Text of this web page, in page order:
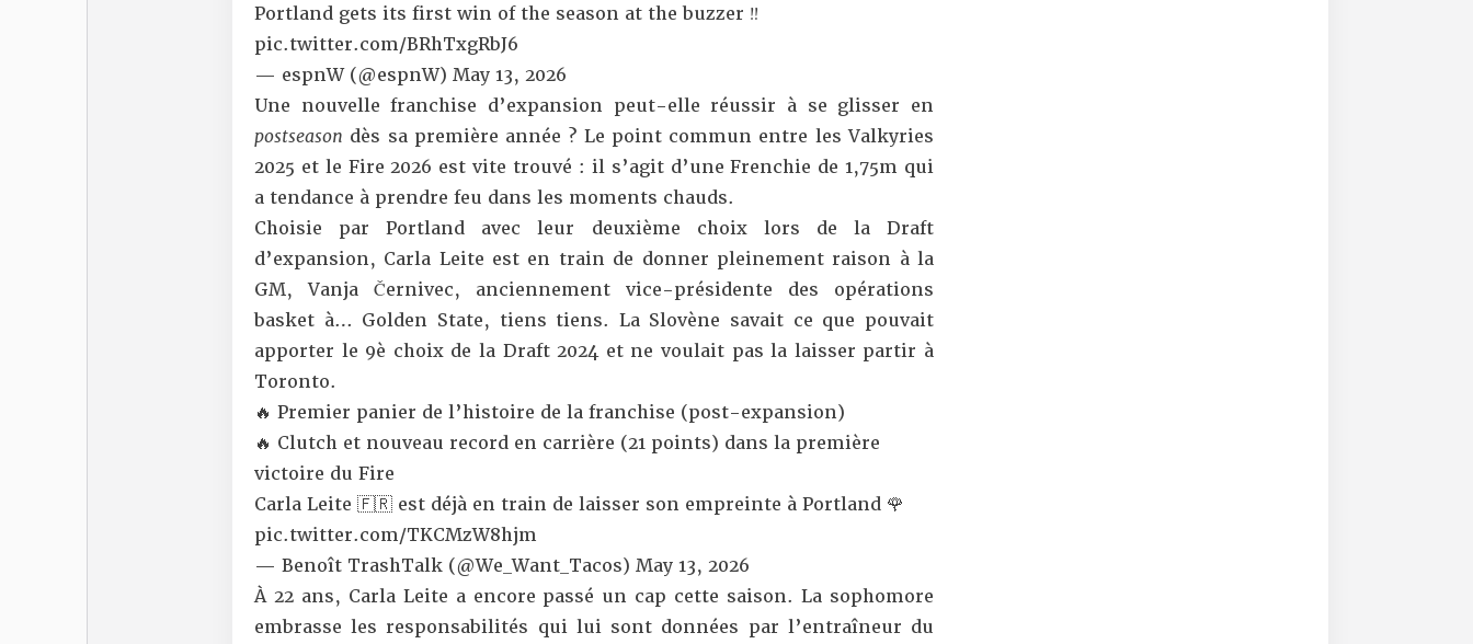
Portland gets its first win of the season at the buzzer ‼️
pic.twitter.com/BRhTxgRbJ6
— espnW (@espnW) May 13, 2026
Une nouvelle franchise d’expansion peut-elle réussir à se glisser en
postseason dès sa première année ? Le point commun entre les Valkyries
2025 et le Fire 2026 est vite trouvé : il s’agit d’une Frenchie de 1,75m qui
a tendance à prendre feu dans les moments chauds.
Choisie par Portland avec leur deuxième choix lors de la Draft
d’expansion, Carla Leite est en train de donner pleinement raison à la
GM, Vanja Černivec, anciennement vice-présidente des opérations
basket à… Golden State, tiens tiens. La Slovène savait ce que pouvait
apporter le 9è choix de la Draft 2024 et ne voulait pas la laisser partir à
Toronto.
🔥 Premier panier de l’histoire de la franchise (post-expansion)
🔥 Clutch et nouveau record en carrière (21 points) dans la première
victoire du Fire
Carla Leite 🇫🇷 est déjà en train de laisser son empreinte à Portland 🌹
pic.twitter.com/TKCMzW8hjm
— Benoît TrashTalk (@We_Want_Tacos) May 13, 2026
À 22 ans, Carla Leite a encore passé un cap cette saison. La sophomore
embrasse les responsabilités qui lui sont données par l’entraîneur du